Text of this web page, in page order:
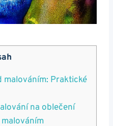
Praktické
na oblečení